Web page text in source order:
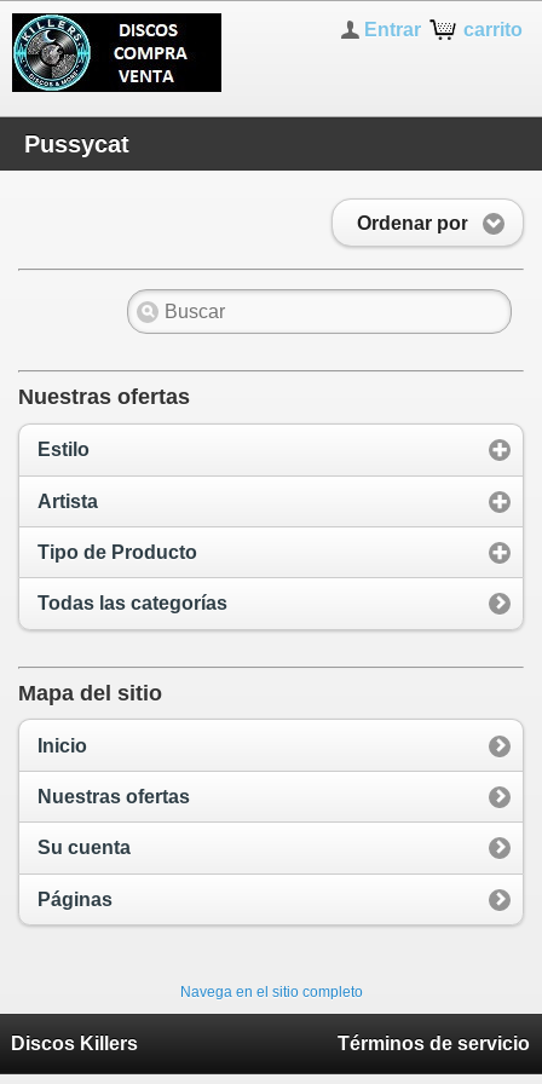
carrito
Entrar
Pussycat
Ordenar por
Nuestras ofertas
Estilo
Artista
Tipo de Producto
Todas las categorías
Mapa del sitio
Inicio
Nuestras ofertas
Su cuenta
Páginas
Navega en el sitio completo
Discos Killers Términos de servicio